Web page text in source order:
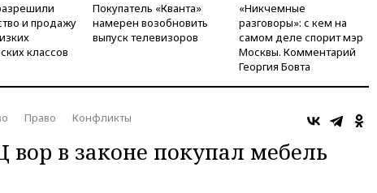
и продажу
классов
Покупатель «Кванта»
намерен возобновить
выпуск телевизоров
«Никчемные
разговоры»: с кем на
самом деле спорит мэр
Москвы. Комментарий
Георгия Бовта
Право Конфликты
в законе покупал мебель